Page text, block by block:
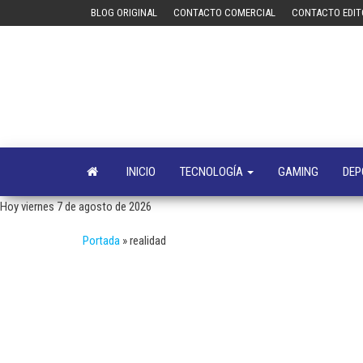
BLOG ORIGINAL CONTACTO COMERCIAL CONTACTO
INICIO TECNOLOGÍA GAMING
Hoy viernes 7 de agosto de 2026
Portada »realidad